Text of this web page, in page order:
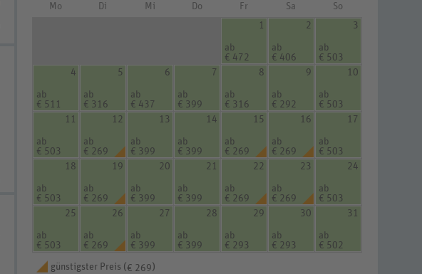
Mo
Di Mi Do Fr Sa
So
1
ab
€ 472
2
ab
€ 406
3
ab
€ 503
4
ab
€ 511
5
ab
€ 316
6
ab
€ 437
7
ab
€ 399
8
ab
€ 316
9
ab
€ 292
10
ab
€ 503
11
ab
€ 503
12
ab
€ 269
13
ab
€ 399
14
ab
€ 399
15
ab
€ 269
16
ab
€ 269
17
ab
€ 503
18
ab
€ 503
19
ab
€ 269
20
ab
€ 399
21
ab
€ 399
22
ab
€ 269
23
ab
€ 269
24
ab
€ 503
25
ab
€ 503
26
ab
€ 269
27
ab
€ 399
28
ab
€ 399
29
ab
€ 293
30
ab
€ 293
31
ab
€ 502
günstigster Preis ( € 269 )